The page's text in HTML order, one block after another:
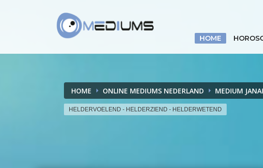
HOME
HOME ONLINE MEDIUMS NEDERLAND MEDIUM
HELDERVOELEND - HELDERZIEND - HELDERWETEND